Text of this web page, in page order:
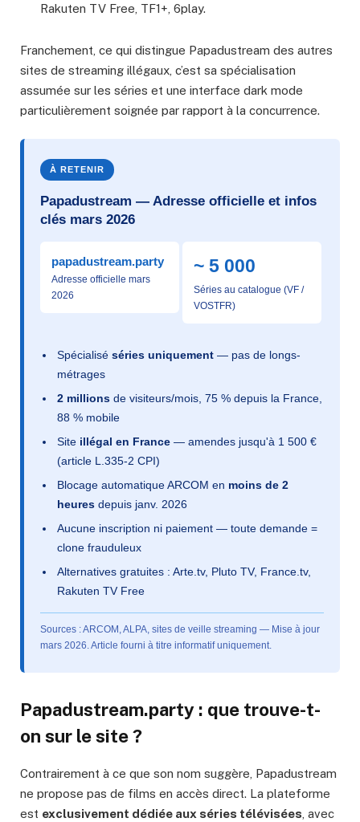
Rakuten TV Free, TF1+, 6play.
Franchement, ce qui distingue Papadustream des autres
sites de streaming illégaux, c’est sa spécialisation
assumée sur les séries et une interface dark mode
particulièrement soignée par rapport à la concurrence.
À RETENIR
Papadustream — Adresse officielle et infos
clés mars 2026
papadustream.party
Adresse officielle mars
2026
~ 5 000
Séries au catalogue (VF /
VOSTFR)
Spécialisé séries uniquement — pas de longs-
métrages
2 millions de visiteurs/mois, 75 % depuis la France,
88 % mobile
Site illégal en France — amendes jusqu'à 1 500 €
(article L.335-2 CPI)
Blocage automatique ARCOM en moins de 2
heures depuis janv. 2026
Aucune inscription ni paiement — toute demande =
clone frauduleux
Alternatives gratuites : Arte.tv, Pluto TV, France.tv,
Rakuten TV Free
Sources : ARCOM, ALPA, sites de veille streaming — Mise à jour
mars 2026. Article fourni à titre informatif uniquement.
Papadustream.party : que trouve-t-
on sur le site ?
Contrairement à ce que son nom suggère, Papadustream
ne propose pas de films en accès direct. La plateforme
est exclusivement dédiée aux séries télévisées , avec